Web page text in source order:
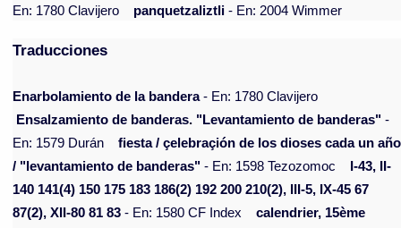
En: 1780 Clavijero
panquetzaliztli- En: 2004 Wimmer
Traducciones
Enarbolamiento de la bandera- En: 1780 Clavijero
Ensalzamiento de banderas. "Levantamiento de banderas" -
En: 1579 Durán
fiesta / çelebraçión de los dioses cada un año
/ "levantamiento de banderas" - En: 1598 Tezozomoc
I-43, II-
140 141(4) 150 175 183 186(2) 192 200 210(2), III-5, IX-45 67
87(2), XII-80 81 83 - En: 1580 CF Index
calendrier, 15ème